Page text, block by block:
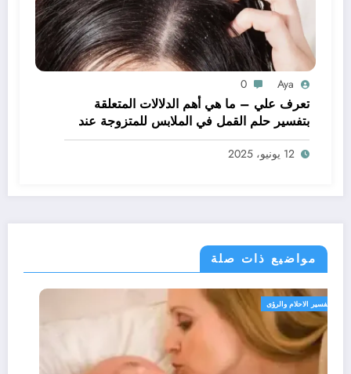
Aya
0
تعرف علي – ما هي أهم الدلالات المتعلقة
بتفسير حلم القمل في الملابس للمتزوجة عند
ابن سيرين؟ – بالتفصيل
12 يونيو، 2025
مواضيع ذات صلة
تفسير الاحلام والرؤى